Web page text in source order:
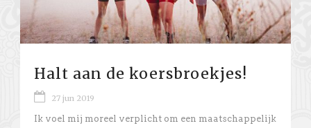
Halt aan de koersbroekjes!
27 jun 2019
Ik voel mij moreel verplicht om een maatschappelijk